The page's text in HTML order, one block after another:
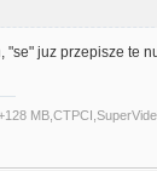
"se" juz przepisze te